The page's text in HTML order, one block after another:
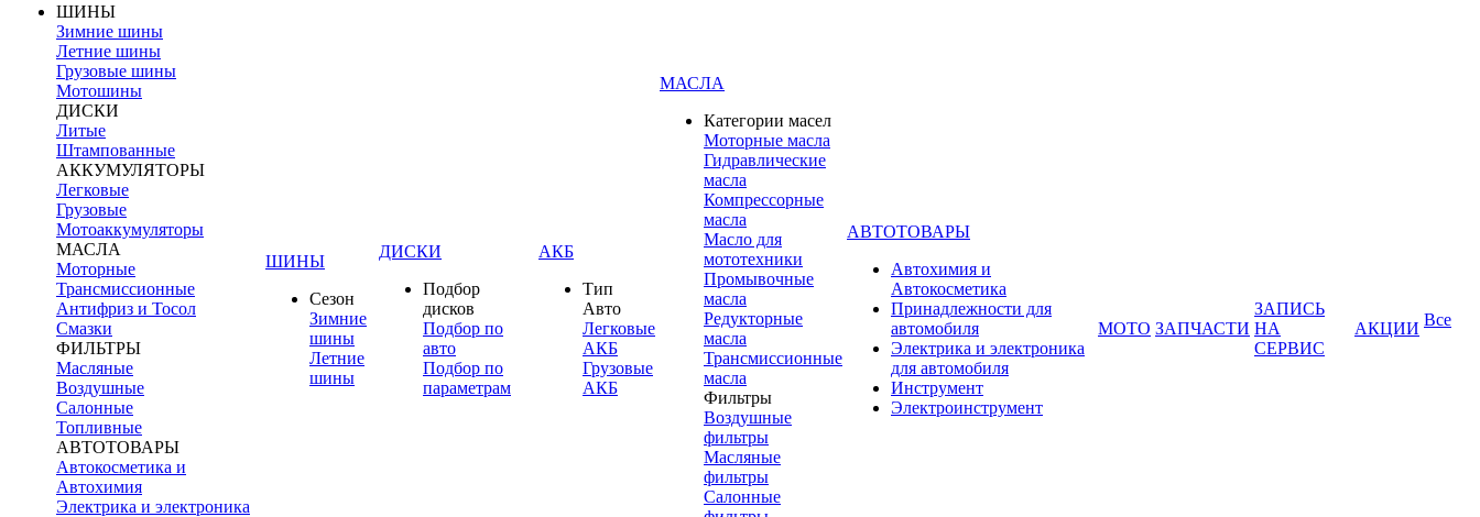
ШИНЫ
Зимние шины
Летние шины
Грузовые шины
Мотошины
ДИСКИ
Литые
Штампованные
АККУМУЛЯТОРЫ
Легковые
Грузовые
Мотоаккумуляторы
МАСЛА
Моторные
Трансмиссионные
Антифриз и Тосол
Смазки
ФИЛЬТРЫ
Масляные
Воздушные
Салонные
Топливные
АВТОТОВАРЫ
Автокосметика и
Автохимия
Электрика и электроника
ШИНЫ
Сезон
Зимние
шины
Летние
шины
ДИСКИ
Подбор
дисков
Подбор по
авто
Подбор по
параметрам
АКБ
Тип
Авто
Легковые
АКБ
Грузовые
АКБ
МАСЛА
Категории масел
Моторные масла
Гидравлические
масла
Компрессорные
масла
Масло для
мототехники
Промывочные
масла
Редукторные
масла
Трансмиссионные
масла
Фильтры
Воздушные
фильтры
Масляные
фильтры
Салонные
АВТОТОВАРЫ
Автохимия и
Автокосметика
Принадлежности для
автомобиля
Электрика и электроника
для автомобиля
Инструмент
Электроинструмент
МОТО ЗАПЧАСТИ
ЗАПИСЬ
НА
СЕРВИС
АКЦИИ Все